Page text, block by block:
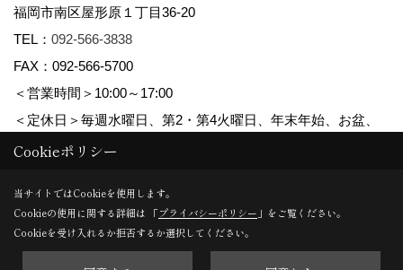
福岡市南区屋形原１丁目36-20
TEL： 092-566-3838
FAX：092-566-5700
＜営業時間＞10:00～17:00
＜定休日＞毎週水曜日、第2・第4火曜日、年末年始、お盆、
ゴールデンウィーク、夏季休暇
Copyright (c) TAKANO CONSTRUCTION CO.,LTD. All Rights Reserved.
Cookieポリシー
当サイトではCookieを使用します。
Cookieの使用に関する詳細は 「プライバシーポリシー 」をご覧ください。
Cookieを受け入れるか拒否するか選択してください。